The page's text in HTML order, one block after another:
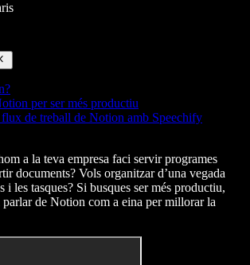
per ser més productiu
de treball de Notion amb Speechify
a la teva empresa faci servir programes
documents? Vols organitzar d’una vegada
i les tasques? Si busques ser més productiu,
parlar de Notion com a eina per millorar la